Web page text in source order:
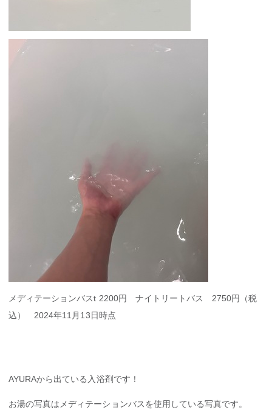
メディテーションバスt 2200円 ナイトリートバス 2750円（税
込） 2024年11月13日時点
AYURAから出ている入浴剤です！
お湯の写真はメディテーションバスを使用している写真です。